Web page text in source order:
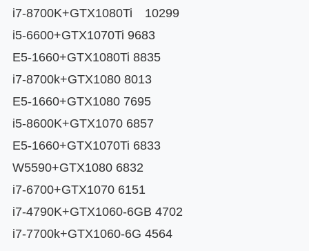
i7-8700K+GTX1080Ti 10299
i5-6600+GTX1070Ti 9683
E5-1660+GTX1080Ti 8835
i7-8700k+GTX1080 8013
E5-1660+GTX1080 7695
i5-8600K+GTX1070 6857
E5-1660+GTX1070Ti 6833
W5590+GTX1080 6832
i7-6700+GTX1070 6151
i7-4790K+GTX1060-6GB 4702
i7-7700k+GTX1060-6G 4564